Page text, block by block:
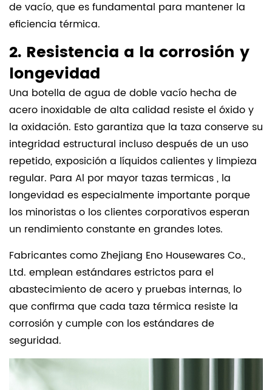
de vacío, que es fundamental para mantener la
eficiencia térmica.
2. Resistencia a la corrosión y
longevidad
Una botella de agua de doble vacío hecha de
acero inoxidable de alta calidad resiste el óxido y
la oxidación. Esto garantiza que la taza conserve su
integridad estructural incluso después de un uso
repetido, exposición a líquidos calientes y limpieza
regular. Para Al por mayor tazas termicas, la
longevidad es especialmente importante porque
los minoristas o los clientes corporativos esperan
un rendimiento constante en grandes lotes.
Fabricantes como Zhejiang Eno Housewares Co.,
Ltd. emplean estándares estrictos para el
abastecimiento de acero y pruebas internas, lo
que confirma que cada taza térmica resiste la
corrosión y cumple con los estándares de
seguridad.